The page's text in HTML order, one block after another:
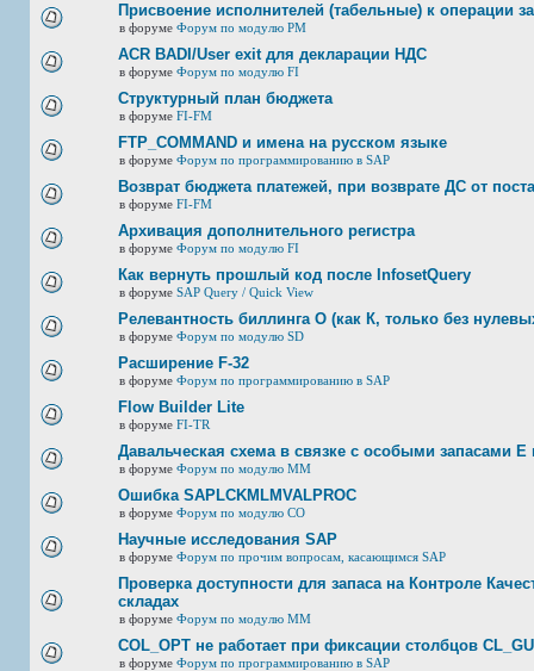
Присвоение исполнителей (табельные) к операции
в форуме Форум по модулю РМ
ACR BADI/User exit для декларации НДС
в форуме Форум по модулю FI
Структурный план бюджета
в форуме FI-FM
FTP_COMMAND и имена на русском языке
в форуме Форум по программированию в SAP
Возврат бюджета платежей, при возврате ДС от
в форуме FI-FM
Архивация дополнительного регистра
в форуме Форум по модулю FI
Как вернуть прошлый код после InfosetQuery
в форуме SAP Query / Quick View
Релевантность биллинга О (как К, только без
в форуме Форум по модулю SD
Расширение F-32
в форуме Форум по программированию в SAP
Flow Builder Lite
в форуме FI-TR
Давальческая схема в связке с особыми запасами E
в форуме Форум по модулю ММ
Ошибка SAPLCKMLMVALPROC
в форуме Форум по модулю СО
Научные исследования SAP
в форуме Форум по прочим вопросам, касающимся SAP
Проверка доступности для запаса на Контроле
складах
в форуме Форум по модулю ММ
COL_OPT не работает при фиксации столбцов
в форуме Форум по программированию в SAP